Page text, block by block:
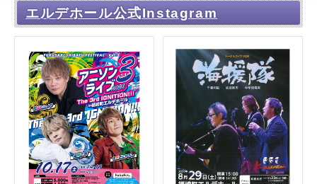
エルデホール公式Instagram